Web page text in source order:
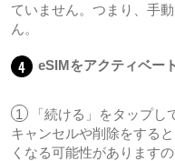
ていません。つまり、手
ん。
4 eSIMをアクティベート
1
「続ける」をタップ
キャンセルや削除をする
くなる可能性があります